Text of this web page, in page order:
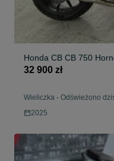
32 900 zł
Wieliczka - Odświeżono
2025